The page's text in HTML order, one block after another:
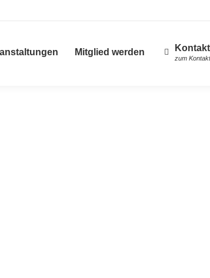
Mitglied werden Kontakt
zum